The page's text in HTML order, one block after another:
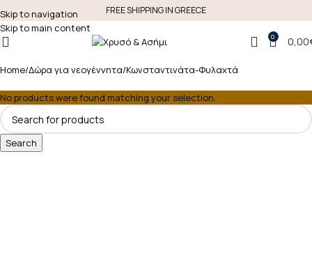
Skip to navigation
Skip to main content
FREE SHIPPING IN GREECE
0 0,00
Home Δώρα για νεογέννητα Κωνσταντινάτα-Φυλαχτά
No products were found matching your selection.
Search